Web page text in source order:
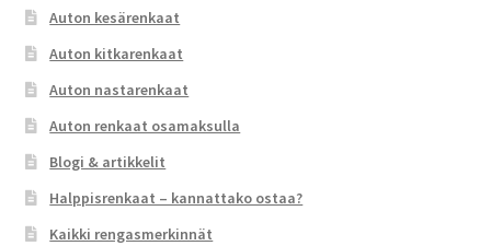
Auton kesärenkaat
Auton kitkarenkaat
Auton nastarenkaat
Auton renkaat osamaksulla
Blogi & artikkelit
Halppisrenkaat – kannattako ostaa?
Kaikki rengasmerkinnät